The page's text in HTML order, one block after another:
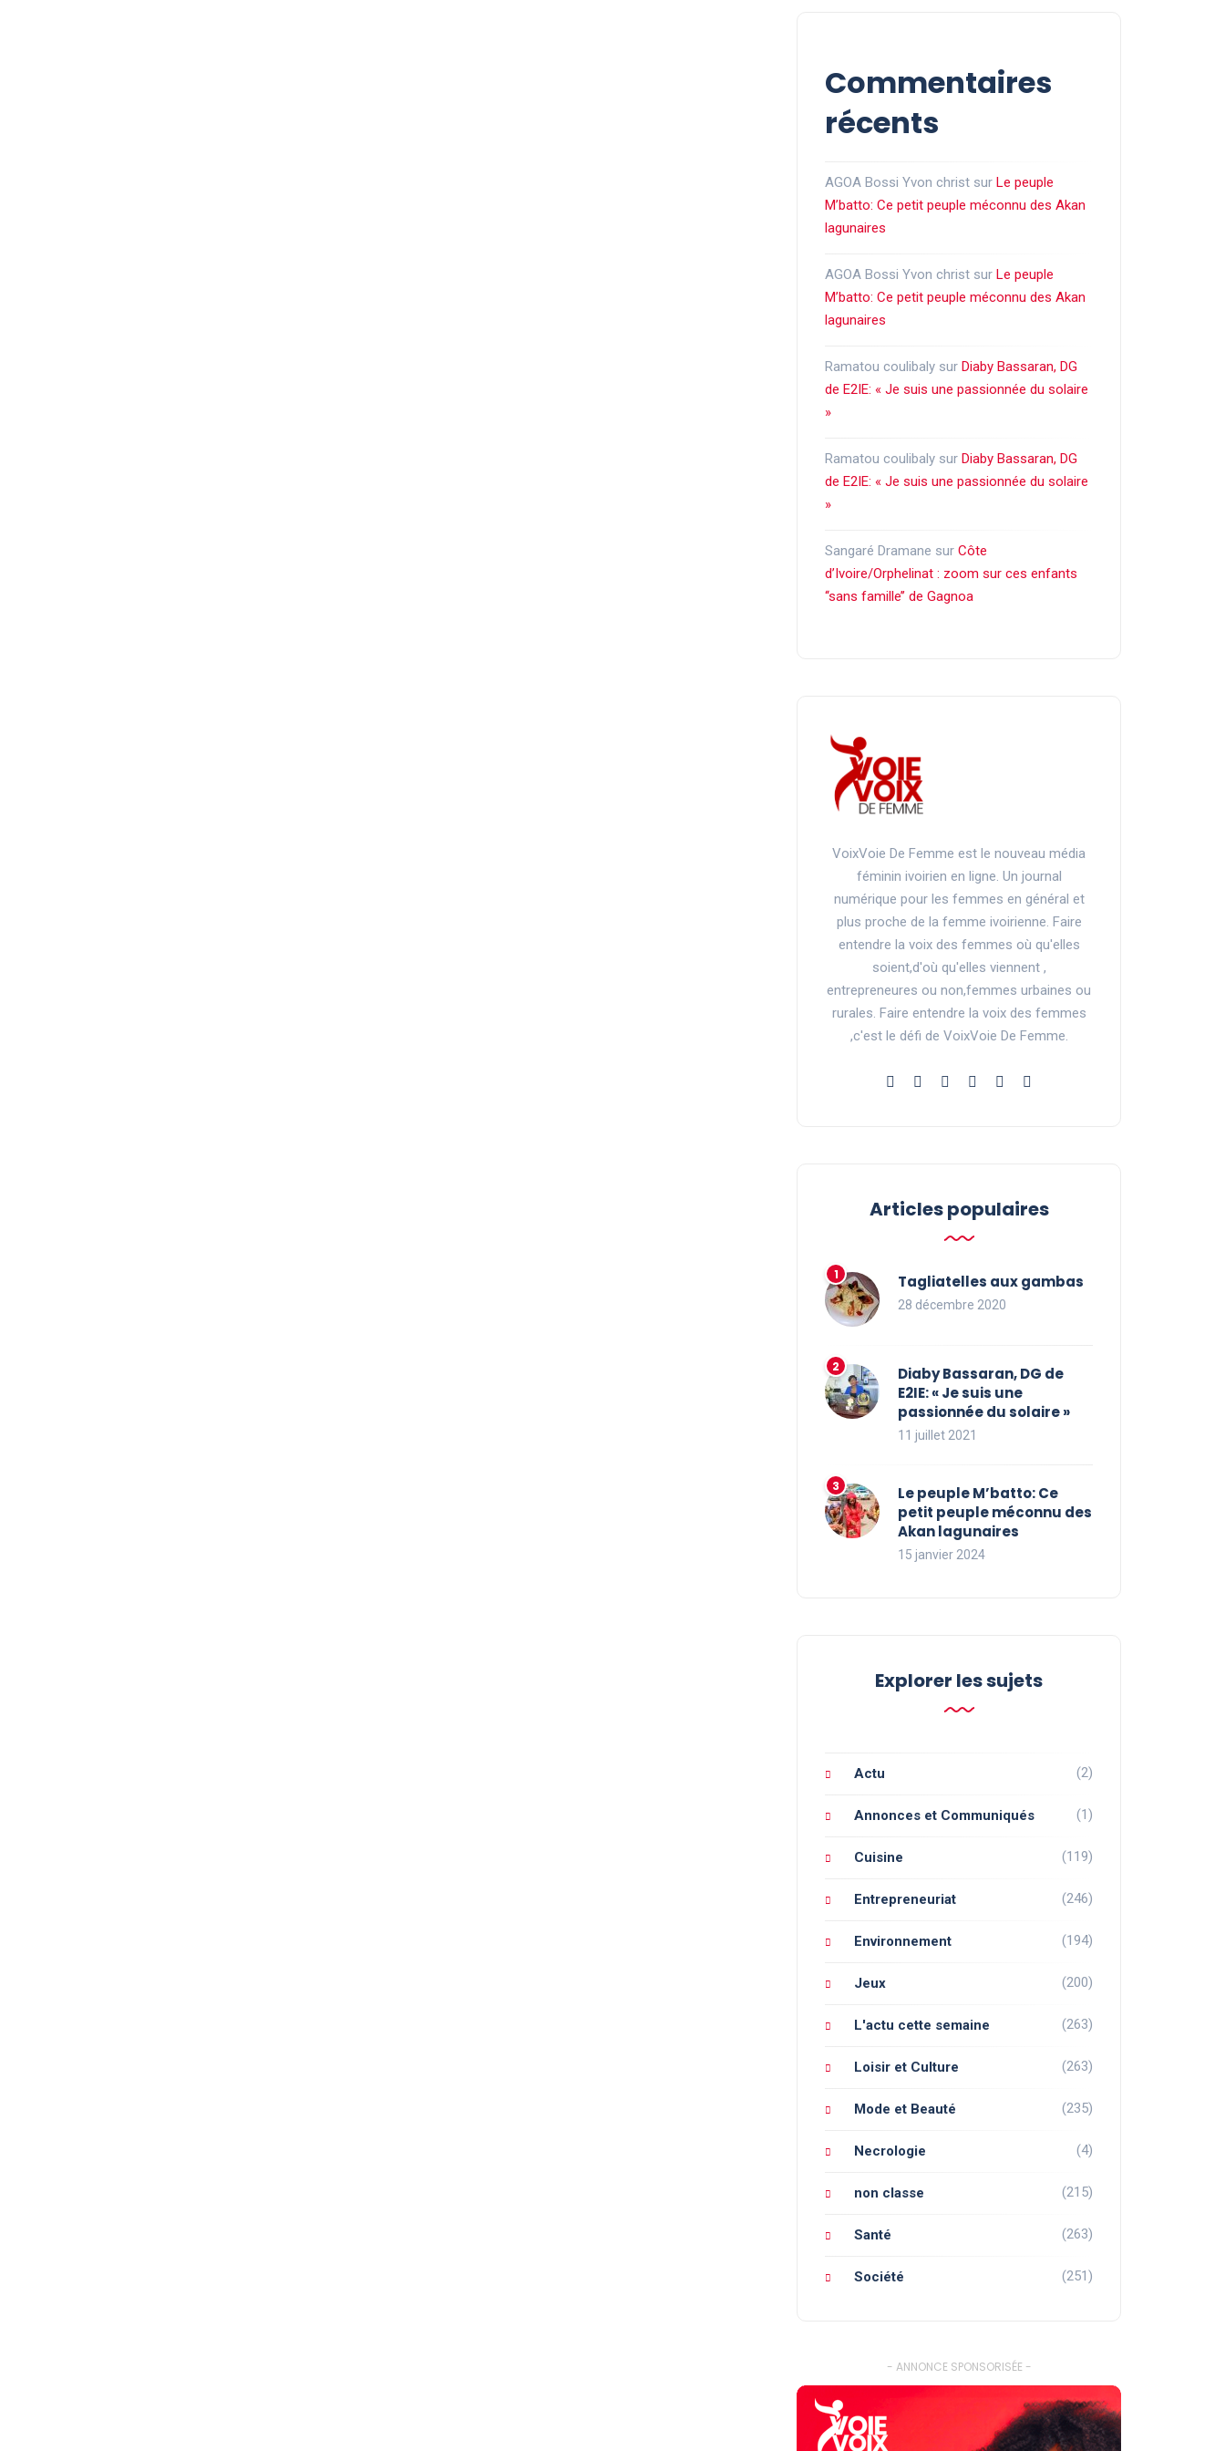
Commentaires
récents
AGOA Bossi Yvon christ sur Le peuple
M’batto: Ce petit peuple méconnu des Akan
lagunaires
AGOA Bossi Yvon christ sur Le peuple
M’batto: Ce petit peuple méconnu des Akan
lagunaires
Ramatou coulibaly sur Diaby Bassaran, DG
de E2IE: « Je suis une passionnée du solaire
»
Ramatou coulibaly sur Diaby Bassaran, DG
de E2IE: « Je suis une passionnée du solaire
»
Sangaré Dramane sur Côte
d’Ivoire/Orphelinat : zoom sur ces enfants
‘‘sans famille’’ de Gagnoa
VoixVoie De Femme est le nouveau média
féminin ivoirien en ligne. Un journal
numérique pour les femmes en général et
plus proche de la femme ivoirienne. Faire
entendre la voix des femmes où qu'elles
soient,d'où qu'elles viennent ,
entrepreneures ou non,femmes urbaines ou
rurales. Faire entendre la voix des femmes
,c'est le défi de VoixVoie De Femme.
Articles populaires
Tagliatelles aux gambas
28 décembre 2020
Diaby Bassaran, DG de
E2IE: « Je suis une
passionnée du solaire »
11 juillet 2021
Le peuple M’batto: Ce
petit peuple méconnu des
Akan lagunaires
15 janvier 2024
Explorer les sujets
Actu (2)
Annonces et Communiqués (1)
Cuisine (119)
Entrepreneuriat (246)
Environnement (194)
Jeux (200)
L'actu cette semaine (263)
Loisir et Culture (263)
Mode et Beauté (235)
Necrologie (4)
non classe (215)
Santé (263)
Société (251)
- ANNONCE SPONSORISÉE -